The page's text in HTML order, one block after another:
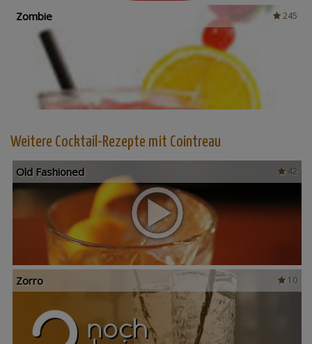
245
Zombie
Weitere Cocktail-Rezepte mit Cointreau
42
Old Fashioned
10
Zorro